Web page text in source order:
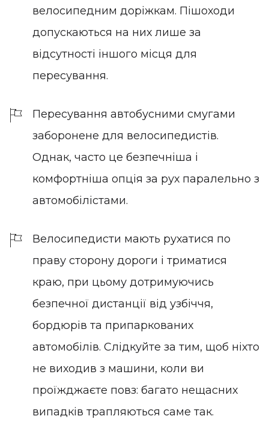
велосипедним доріжкам. Пішоходи
допускаються на них лише за
відсутності іншого місця для
пересування.
Пересування автобусними смугами
заборонене для велосипедистів.
Однак, часто це безпечніша і
комфортніша опція за рух паралельно з
автомобілістами.
Велосипедисти мають рухатися по
праву сторону дороги і триматися
краю, при цьому дотримуючись
безпечної дистанції від узбіччя,
бордюрів та припаркованих
автомобілів. Слідкуйте за тим, щоб ніхто
не виходив з машини, коли ви
проїжджаєте повз: багато нещасних
випадків трапляються саме так.